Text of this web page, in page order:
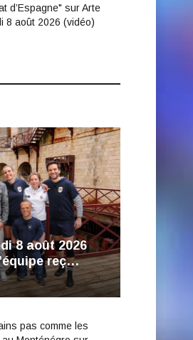
d’Espagne" sur Arte
8 août 2026 (vidéo)
8 août 2026
reç…
pas comme les